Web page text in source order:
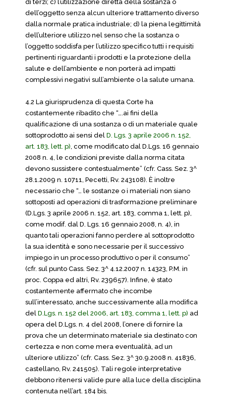
di terzi; c) l’utilizzazione diretta della sostanza o
dell’oggetto senza alcun ulteriore trattamento diverso
dalla normale pratica industriale; d) la piena legittimità
dell’ulteriore utilizzo nel senso che la sostanza o
l’oggetto soddisfa per l’utilizzo specifico tutti i requisiti
pertinenti riguardanti i prodotti e la protezione della
salute e dell’ambiente e non porterà ad impatti
complessivi negativi sull’ambiente o la salute umana.
4.2 La giurisprudenza di questa Corte ha
costantemente ribadito che “….ai fini della
qualificazione di una sostanza o di un materiale quale
sottoprodotto ai sensi del D. Lgs. 3 aprile 2006 n. 152,
art. 183, lett. p), come modificato dal D.Lgs. 16 gennaio
2008 n. 4, le condizioni previste dalla norma citata
devono sussistere contestualmente” (cfr. Cass. Sez. 3^
28.1.2009 n. 10711, Pecetti, Rv. 243108). È inoltre
necessario che “… le sostanze o i materiali non siano
sottoposti ad operazioni di trasformazione preliminare
(D.Lgs. 3 aprile 2006 n. 152, art. 183, comma 1, lett. p),
come modif. dal D. Lgs. 16 gennaio 2008, n. 4), in
quanto tali operazioni fanno perdere al sottoprodotto
la sua identità e sono necessarie per il successivo
impiego in un processo produttivo o per il consumo”
(cfr. sul punto Cass. Sez. 3^ 4.12.2007 n. 14323, P.M. in
proc. Coppa ed altri, Rv. 239657). Infine, è stato
costantemente affermato che incombe
sull’interessato, anche successivamente alla modifica
del D.Lgs. n. 152 del 2006, art. 183, comma 1, lett. p) ad
opera del D.Lgs. n. 4 del 2008, l’onere di fornire la
prova che un determinato materiale sia destinato con
certezza e non come mera eventualità, ad un
ulteriore utilizzo” (cfr. Cass. Sez. 3^ 30.9.2008 n. 41836,
castellano, Rv. 241505). Tali regole interpretative
debbono ritenersi valide pure alla luce della disciplina
contenuta nell’art. 184 bis.